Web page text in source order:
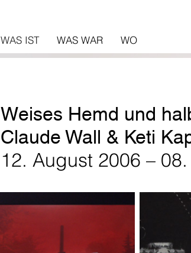
WAS IST WAS WAR WO
Weises Hemd und
Claude Wall & Keti
12. August 2006 –